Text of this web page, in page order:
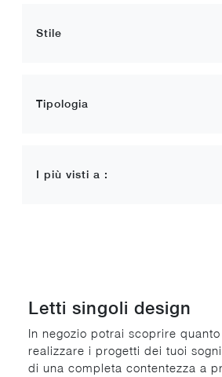
Stile
Tipologia
I più visti a :
Letti singoli design
In negozio potrai scoprire
realizzare i progetti dei tuoi
di una completa contentezza a